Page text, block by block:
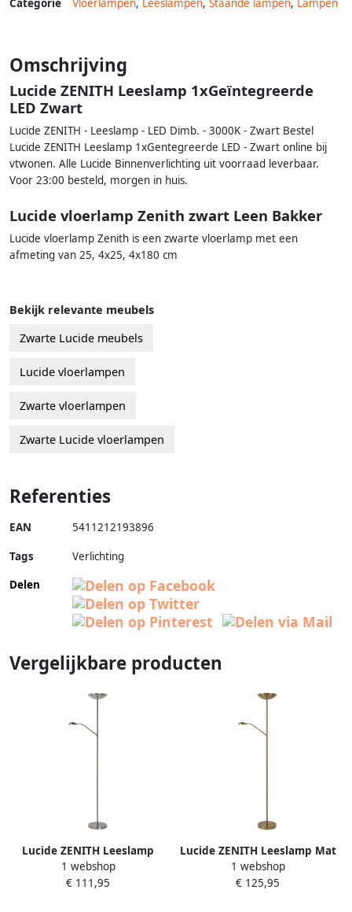
Categorie Vloerlampen, Leeslampen, Staande lampen, Lampen
Omschrijving
Lucide ZENITH Leeslamp 1xGeïntegreerde
LED Zwart
Lucide ZENITH - Leeslamp - LED Dimb. - 3000K - Zwart Bestel
Lucide ZENITH Leeslamp 1xGentegreerde LED - Zwart online bij
vtwonen. Alle Lucide Binnenverlichting uit voorraad leverbaar.
Voor 23:00 besteld, morgen in huis.
Lucide vloerlamp Zenith zwart Leen Bakker
Lucide vloerlamp Zenith is een zwarte vloerlamp met een
afmeting van 25, 4x25, 4x180 cm
Bekijk relevante meubels
Zwarte Lucide meubels
Lucide vloerlampen
Zwarte vloerlampen
Zwarte Lucide vloerlampen
Referenties
EAN 5411212193896
Tags
Verlichting
Delen
Vergelijkbare producten
Lucide ZENITH Leeslamp
1xGeïntegreerde LED Mat
chroom
1 webshop
€ 111,95
Lucide ZENITH Leeslamp Mat
Goud | Messing
1 webshop
€ 125,95